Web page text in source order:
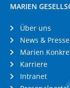
MARIEN
Über uns
News & Presse
Marien
Karriere
Intranet